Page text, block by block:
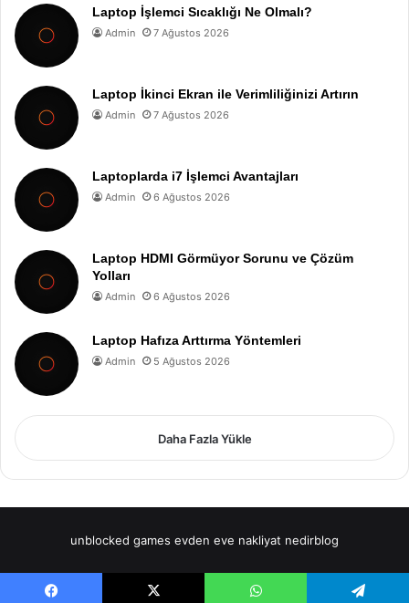
Laptop İşlemci Sıcaklığı Ne Olmalı?
Admin 7 Ağustos 2026
Laptop İkinci Ekran ile Verimliliğinizi Artırın
Admin 7 Ağustos 2026
Laptoplarda i7 İşlemci Avantajları
Admin 6 Ağustos 2026
Laptop HDMI Görmüyor Sorunu ve Çözüm
Yolları
Admin 6 Ağustos 2026
Laptop Hafıza Arttırma Yöntemleri
Admin 5 Ağustos 2026
Daha Fazla Yükle
unblocked games evden eve nakliyat nedirblog